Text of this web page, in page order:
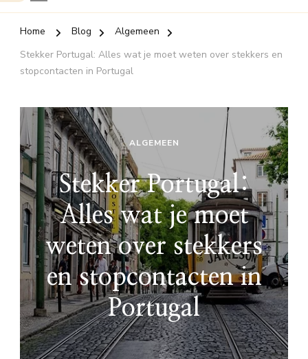
Home Blog
Algemeen
Stekker Portugal: Alles wat je moet weten over stekkers en
stopcontacten in Portugal
ALGEMEEN
Stekker Portugal:
Alles wat je moet
weten over stekkers
en stopcontacten in
Portugal